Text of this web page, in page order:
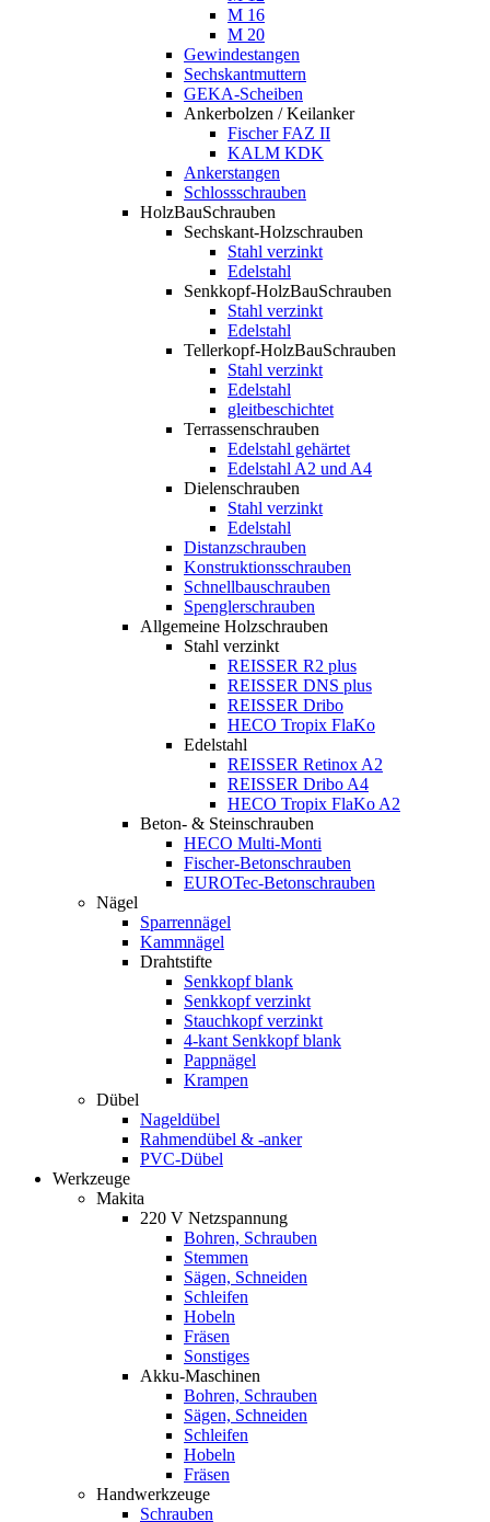
M 16
M 20
Gewindestangen
Sechskantmuttern
GEKA-Scheiben
Ankerbolzen / Keilanker
Fischer FAZ II
KALM KDK
Ankerstangen
Schlossschrauben
HolzBauSchrauben
Sechskant-Holzschrauben
Stahl verzinkt
Edelstahl
Senkkopf-HolzBauSchrauben
Stahl verzinkt
Edelstahl
Tellerkopf-HolzBauSchrauben
Stahl verzinkt
Edelstahl
gleitbeschichtet
Terrassenschrauben
Edelstahl gehärtet
Edelstahl A2 und A4
Dielenschrauben
Stahl verzinkt
Edelstahl
Distanzschrauben
Konstruktionsschrauben
Schnellbauschrauben
Spenglerschrauben
Allgemeine Holzschrauben
Stahl verzinkt
REISSER R2 plus
REISSER DNS plus
REISSER Dribo
HECO Tropix FlaKo
Edelstahl
REISSER Retinox A2
REISSER Dribo A4
HECO Tropix FlaKo A2
Beton- & Steinschrauben
HECO Multi-Monti
Fischer-Betonschrauben
EUROTec-Betonschrauben
Nägel
Sparrennägel
Kammnägel
Drahtstifte
Senkkopf blank
Senkkopf verzinkt
Stauchkopf verzinkt
4-kant Senkkopf blank
Pappnägel
Krampen
Dübel
Nageldübel
Rahmendübel & -anker
PVC-Dübel
Werkzeuge
Makita
220 V Netzspannung
Bohren, Schrauben
Stemmen
Sägen, Schneiden
Schleifen
Hobeln
Fräsen
Sonstiges
Akku-Maschinen
Bohren, Schrauben
Sägen, Schneiden
Schleifen
Hobeln
Fräsen
Handwerkzeuge
Schrauben